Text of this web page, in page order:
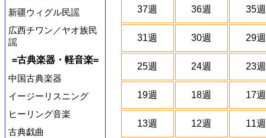
新疆ウィグル民謡
広西チワン／ヤオ族民
謡
=古典楽器・軽音楽=
中国古典楽器
イージーリスニング
ヒーリング音楽
古典戯曲
37週 36週 35週
31週 30週 29週
25週 24週 23週
19週 18週 17週
13週 12週 11週